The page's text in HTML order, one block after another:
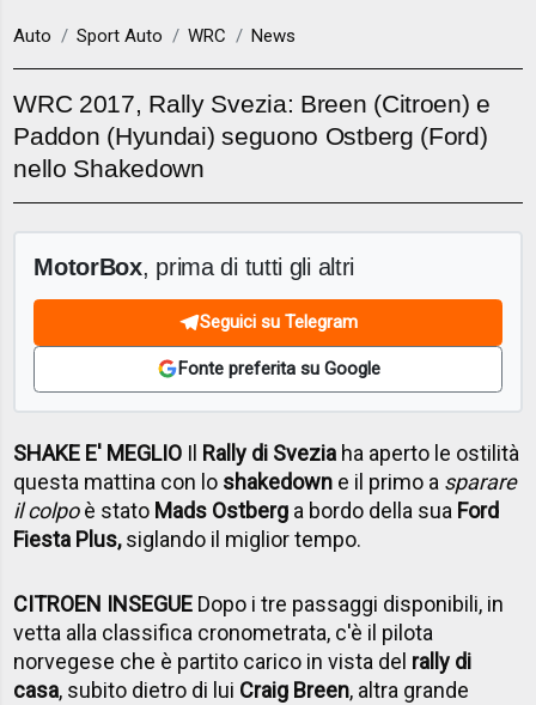
Auto Sport Auto WRC News
WRC 2017, Rally Svezia: Breen (Citroen) e
Paddon (Hyundai) seguono Ostberg (Ford)
nello Shakedown
MotorBox, prima di tutti gli altri
Seguici su Telegram
Fonte preferita su Google
SHAKE E' MEGLIO Il Rally di Svezia ha aperto le ostilità
questa mattina con lo shakedown e il primo a sparare
il colpoè stato Mads Ostberg a bordo della sua Ford
Fiesta Plus,siglando il miglior tempo.
CITROEN INSEGUE Dopo i tre passaggi disponibili, in
vetta alla classifica cronometrata, c'è il pilota
norvegese che è partito carico in vista del rally di
casa, subito dietro di lui Craig Breen, altra grande